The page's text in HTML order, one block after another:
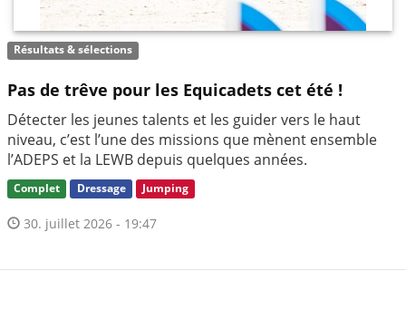
Résultats & sélections
Pas de trêve pour les Equicadets cet été !
Détecter les jeunes talents et les guider vers le haut
niveau, c’est l’une des missions que mènent ensemble
l’ADEPS et la LEWB depuis quelques années.
Complet Dressage Jumping
30. juillet 2026 - 19:47